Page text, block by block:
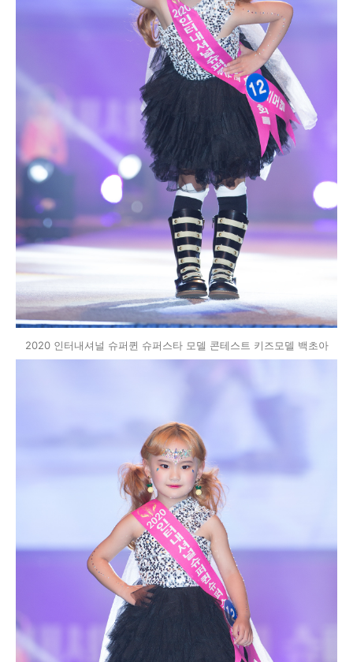
2020 인터내셔널 슈퍼퀸 슈퍼스타 모델 콘테스트 키즈모델 백초아